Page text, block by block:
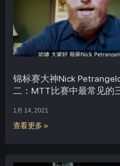
锦标赛大神Nick
二：MTT比赛中最常见的
1月 14, 2021
查看更多 »